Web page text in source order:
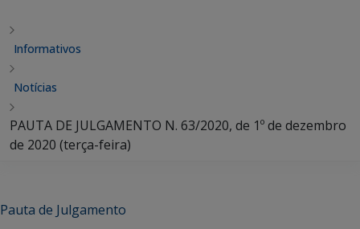
Informativos
Notícias
PAUTA DE JULGAMENTO N. 63/2020, de 1º de dezembro
de 2020 (terça-feira)
Pauta de Julgamento